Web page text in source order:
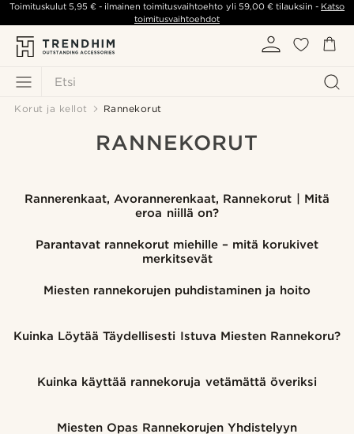
Etsi
Toimituskulut5,95 € - ilmainen toimitusvaihtoehto yli 59,00 €tilauksiin - Katso
toimitusvaihtoehdot
Korut ja kellot Rannekorut
RANNEKORUT
Rannerenkaat, Avorannerenkaat, Rannekorut | Mitä
eroa niillä on?
Parantavat rannekorut miehille – mitä korukivet
merkitsevät
Miesten rannekorujen puhdistaminen ja hoito
Kuinka Löytää Täydellisesti Istuva Miesten Rannekoru?
Kuinka käyttää rannekoruja vetämättä överiksi
Miesten Opas Rannekorujen Yhdistelyyn